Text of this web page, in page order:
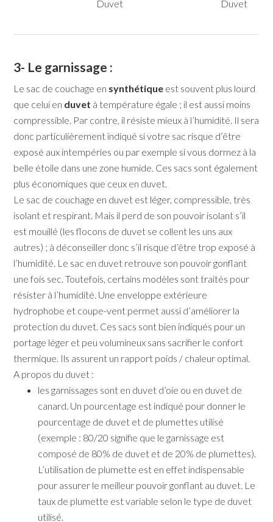
Duvet Duvet
3- Le garnissage :
Le sac de couchage en synthétique est souvent plus lourd
que celui en duvet à température égale ; il est aussi moins
compressible. Par contre, il résiste mieux à l’humidité. Il sera
donc particulièrement indiqué si votre sac risque d’être
exposé aux intempéries ou par exemple si vous dormez à la
belle étoile dans une zone humide. Ces sacs sont également
plus économiques que ceux en duvet.
Le sac de couchage en duvet est léger, compressible, très
isolant et respirant. Mais il perd de son pouvoir isolant s’il
est mouillé (les flocons de duvet se collent les uns aux
autres) ; à déconseiller donc s’il risque d’être trop exposé à
l’humidité. Le sac en duvet retrouve son pouvoir gonflant
une fois sec. Toutefois, certains modèles sont traités pour
résister à l’humidité. Une enveloppe extérieure
hydrophobe et coupe-vent permet aussi d’améliorer la
protection du duvet. Ces sacs sont bien indiqués pour un
portage léger et peu volumineux sans sacrifier le confort
thermique. Ils assurent un rapport poids / chaleur optimal.
A propos du duvet :
les garnissages sont en duvet d’oie ou en duvet de
canard. Un pourcentage est indiqué pour donner le
pourcentage de duvet et de plumettes utilisé
(exemple : 80/20 signifie que le garnissage est
composé de 80% de duvet et de 20% de plumettes).
L’utilisation de plumette est en effet indispensable
pour assurer le meilleur pouvoir gonflant au duvet. Le
taux de plumette est variable selon le type de duvet
utilisé.